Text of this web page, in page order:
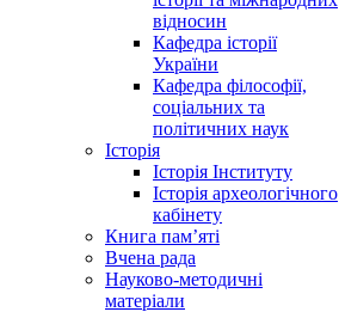
відносин
Кафедра історії
України
Кафедра філософії,
соціальних та
політичних наук
Історія
Історія Інституту
Історія археологічного
кабінету
Книга памʼяті
Вчена рада
Науково-методичні
матеріали